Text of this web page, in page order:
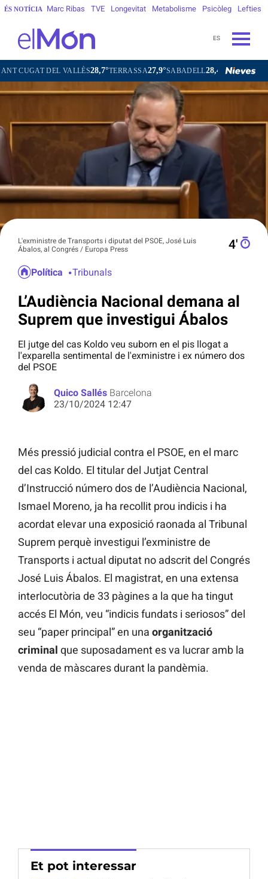
ÉS NOTÍCIA Marc Ribas TVE Longevitat Metabolisme Psicòleg Lefties
ES
DEL VALLÈS28,7°TERRASSA27,9°SABADELL28,4°GRANOLLERS28,9°
L'exministre de Transports i diputat del PSOE, José Luis
Ábalos, al Congrés / Europa Press
4′
Política Tribunals
L’Audiència Nacional demana al
Suprem que investigui Ábalos
El jutge del cas Koldo veu suborn en el pis llogat a
l'exparella sentimental de l'exministre i ex número dos
del PSOE
Quico Sallés Barcelona
23/10/2024 12:47
Més pressió judicial contra el PSOE, en el marc
del cas Koldo. El titular del Jutjat Central
d’Instrucció número dos de l’Audiència Nacional,
Ismael Moreno, ja ha recollit prou indicis i ha
acordat elevar una exposició raonada al Tribunal
Suprem perquè investigui l’exministre de
Transports i actual diputat no adscrit del Congrés
José Luis Ábalos. El magistrat, en una extensa
interlocutòria de 33 pàgines a la que ha tingut
accés El Món, veu “indicis fundats i seriosos” del
seu “paper principal” en una organització
criminal que suposadament es va lucrar amb la
venda de màscares durant la pandèmia.
Et pot interessar